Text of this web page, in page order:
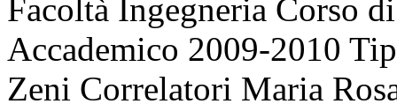
Facoltà Ingegneria Corso
Accademico 2009-2010
Zeni Correlatori Maria